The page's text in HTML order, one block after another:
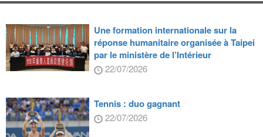
Une formation internationale sur la
réponse humanitaire organisée à Taipei
par le ministère de l’Intérieur
22/07/2026
Tennis : duo gagnant
22/07/2026